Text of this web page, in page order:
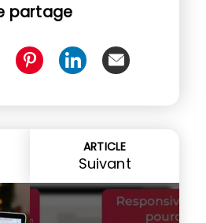
partage
ARTICLE
Suivant